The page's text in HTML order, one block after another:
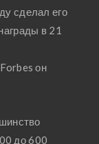
сделал его
в 21
он
до 600